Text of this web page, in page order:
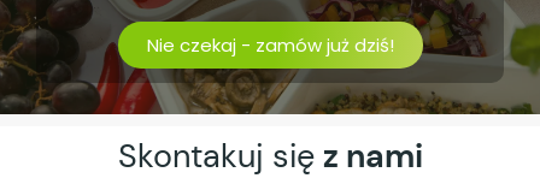
Nie czekaj - zamów już dziś!
Skontakuj się z nami